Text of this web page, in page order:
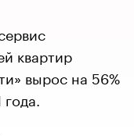
квартир
вырос на 56%